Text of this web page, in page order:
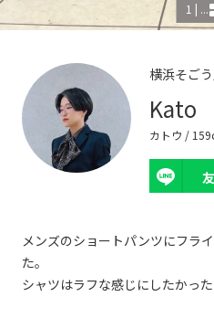
1 | ...
横浜そご
Kato
カトウ /
メンズのショートパンツにフラ
た。
シャツはラフな感じにしたかっ